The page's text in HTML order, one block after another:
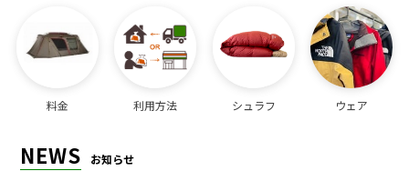
料金 利用方法 シュラフ ウェア
NEWS お知らせ